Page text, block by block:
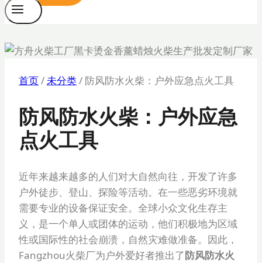
首页/未分类/ 防风防水火柴：户外应急点火工具
防风防水火柴：户外应急
点火工具
近年来越来越多的人们对大自然向往，开发了许多
户外徒步、登山、探险等活动。在一些恶劣环境就
需要专业的设备保证安全。全球小众文化生存主
义，是一个单人或团体的运动，他们积极地为区域
性或国际性的社会崩溃，自然灾难做准备。因此，
Fangzhou火柴厂为户外爱好者推出了防风防水火